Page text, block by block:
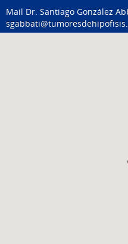
Mail Dr. Santiago González
sgabbati@tumoresdehipofisis.